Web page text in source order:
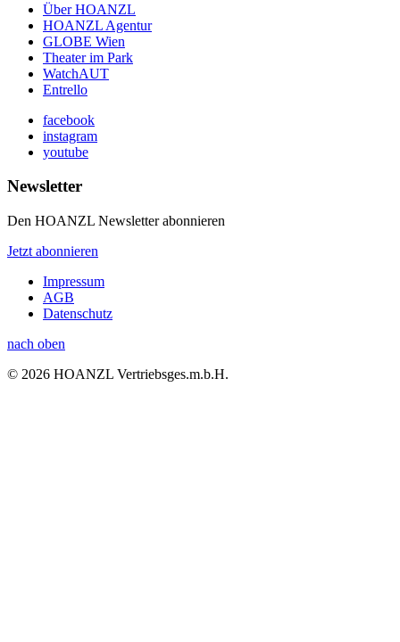
Über HOANZL
HOANZL Agentur
GLOBE Wien
Theater im Park
WatchAUT
Entrello
facebook
instagram
youtube
Newsletter
Den HOANZL Newsletter abonnieren
Jetzt abonnieren
Impressum
AGB
Datenschutz
nach oben
© 2026 HOANZL Vertriebsges.m.b.H.